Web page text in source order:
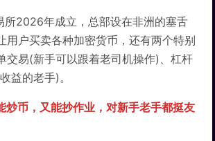
所2026年成立，总部设在非洲的塞舌
用户买卖各种加密货币，还有两个特别
交易(新手可以跟着老司机操作)、杠杆
益的老手)。
炒币，又能抄作业，对新手老手都挺友